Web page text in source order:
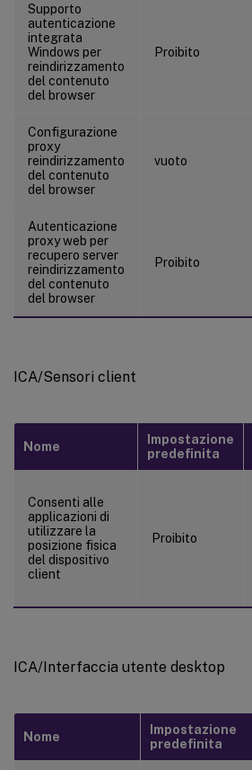
Supporto
autenticazione
integrata
Windows per
reindirizzamento
del contenuto
del browser
Proibito
Configurazione
proxy
reindirizzamento
del contenuto
del browser
vuoto
Autenticazione
proxy web per
recupero server
reindirizzamento
del contenuto
del browser
Proibito
ICA/Sensori client
Nome
Impostazione
predefinita
Consenti alle
applicazioni di
utilizzare la
posizione fisica
del dispositivo
client
Proibito
ICA/Interfaccia utente desktop
Nome
Impostazione
predefinita